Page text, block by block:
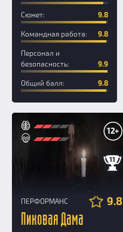
Сюжет: 9.8
Командная работа: 9.8
Персонал и
безопасность:
9.9
Общий балл: 9.8
11
12+
ПЕРФОРМАНС 9.8
Пиковая Дама